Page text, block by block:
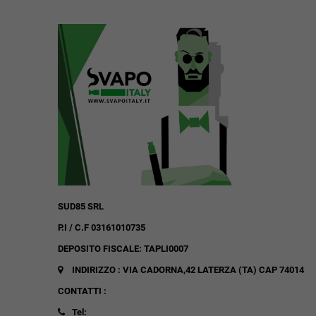
SUD85 SRL
P.I / C.F 03161010735
DEPOSITO FISCALE: TAPLI0007
INDIRIZZO : VIA CADORNA,42 LATERZA (TA) CAP 74014
CONTATTI :
Tel: